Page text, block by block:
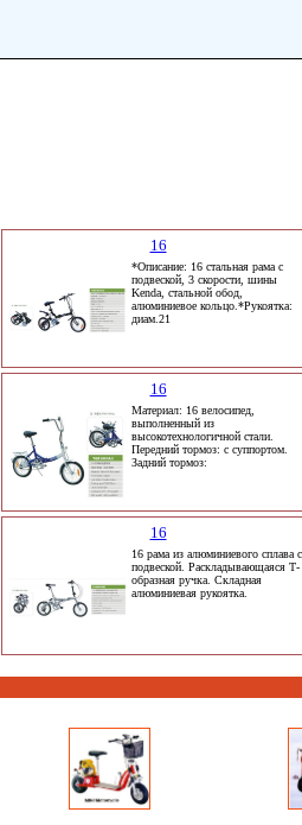
16
*Описание: 16 стальная рама с
подвеской, 3 скорости, шины
Kenda, стальной обод,
алюминиевое кольцо.*Рукоятка:
диам.21
16
Материал: 16 велосипед,
выполненный из
высокотехнологичной стали.
Передний тормоз: с суппортом.
Задний тормоз:
16
16 рама из алюминиевого сплава с
подвеской. Раскладывающаяся Т-
образная ручка. Складная
алюминиевая рукоятка.